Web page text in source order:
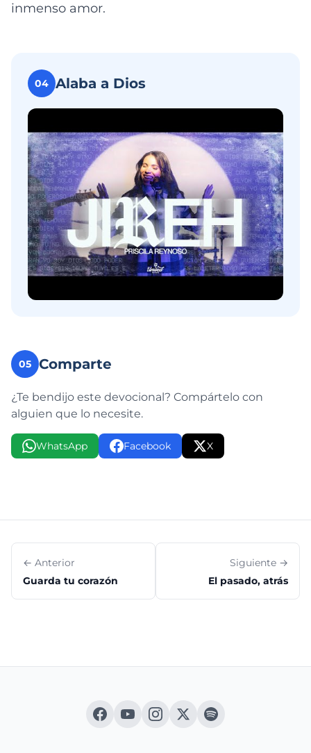
inmenso amor.
04 Alaba a Dios
05 Comparte
¿Te bendijo este devocional? Compártelo con
alguien que lo necesite.
WhatsApp Facebook X
← Anterior
Guarda tu corazón
Siguiente →
El pasado, atrás